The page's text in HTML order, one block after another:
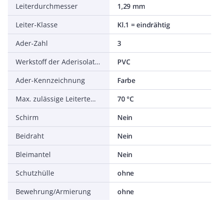
Leiterdurchmesser
1,29 mm
Leiter-Klasse
Kl.1 = eindrähtig
Ader-Zahl
3
Werkstoff der Aderisolation
PVC
Ader-Kennzeichnung
Farbe
Max. zulässige Leitertemperatur
70 °C
Schirm
Nein
Beidraht
Nein
Bleimantel
Nein
Schutzhülle
ohne
Bewehrung/Armierung
ohne